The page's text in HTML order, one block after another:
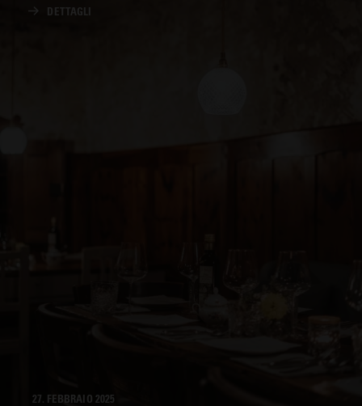
DETTAGLI
27. FEBBRAIO 2025